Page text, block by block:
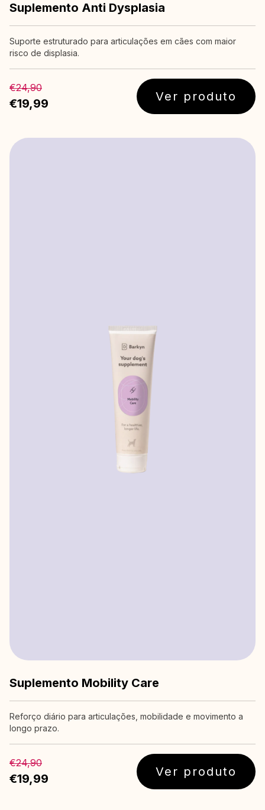
Suplemento Anti Dysplasia
Suporte estruturado para articulações em cães com maior
risco de displasia.
€24,90
€19,99 Ver produto
Suplemento Mobility Care
Reforço diário para articulações, mobilidade e movimento a
longo prazo.
€24,90
€19,99 Ver produto